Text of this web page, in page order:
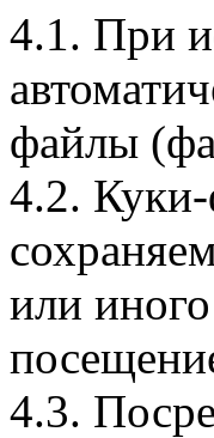
4.1. При
файлы
4.2.
или
4.3.